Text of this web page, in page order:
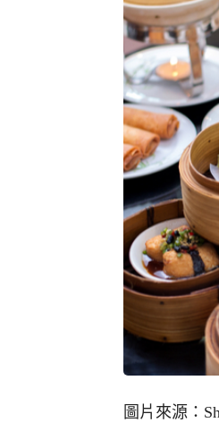
圖片來源：